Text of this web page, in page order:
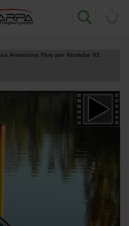
Arancione Fluo per Atrotube V2